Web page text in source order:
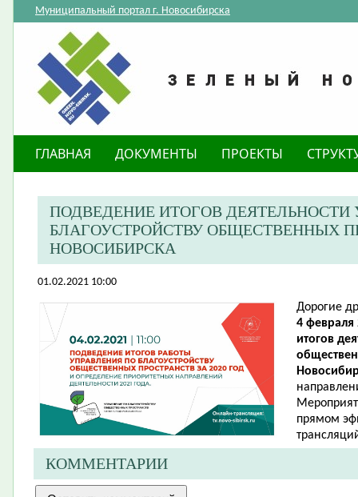
Муниципальный портал г. Новосибирска
ГЛАВНАЯ ДОКУМЕНТЫ ПРОЕКТЫ
ПОДВЕДЕНИЕ ИТОГОВ ДЕЯТЕЛЬНОСТИ
БЛАГОУСТРОЙСТВУ ОБЩЕСТВЕННЫХ
НОВОСИБИРСКА
01.02.2021 10:00
Дорогие
4 февраля
итогов
прямом
КОММЕНТАРИИ